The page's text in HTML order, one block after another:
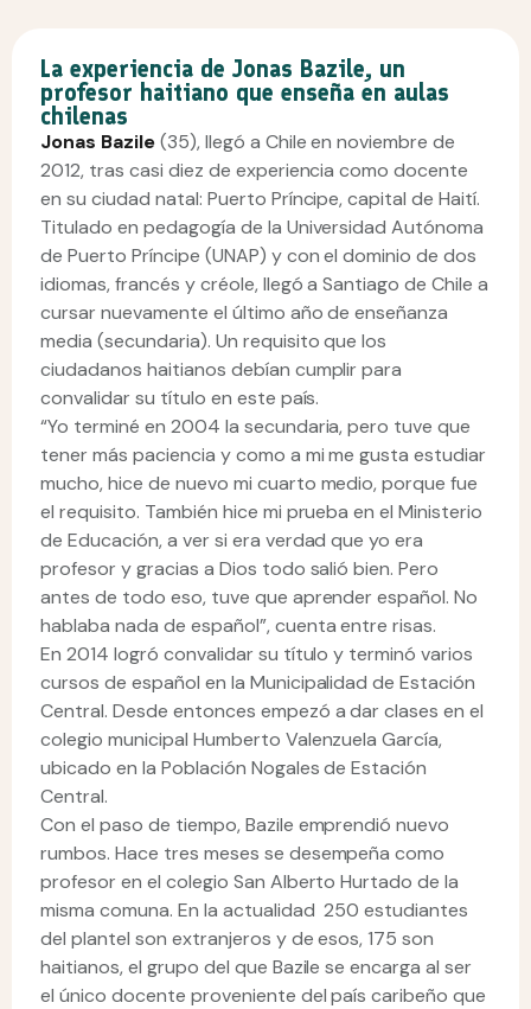
La experiencia de Jonas Bazile, un
profesor haitiano que enseña en aulas
chilenas
Jonas Bazile(35), llegó a Chile en noviembre de
2012, tras casi diez de experiencia como docente
en su ciudad natal: Puerto Príncipe, capital de Haití.
Titulado en pedagogía de la Universidad Autónoma
de Puerto Príncipe (UNAP) y con el dominio de dos
idiomas, francés y créole, llegó a Santiago de Chile a
cursar nuevamente el último año de enseñanza
media (secundaria). Un requisito que los
ciudadanos haitianos debían cumplir para
convalidar su título en este país.
“Yo terminé en 2004 la secundaria, pero tuve que
tener más paciencia y como a mi me gusta estudiar
mucho, hice de nuevo mi cuarto medio, porque fue
el requisito. También hice mi prueba en el Ministerio
de Educación, a ver si era verdad que yo era
profesor y gracias a Dios todo salió bien. Pero
antes de todo eso, tuve que aprender español. No
hablaba nada de español”, cuenta entre risas.
En 2014 logró convalidar su título y terminó varios
cursos de español en la Municipalidad de Estación
Central. Desde entonces empezó a dar clases en el
colegio municipal Humberto Valenzuela García,
ubicado en la Población Nogales de Estación
Central.
Con el paso de tiempo, Bazile emprendió nuevo
rumbos. Hace tres meses se desempeña como
profesor en el colegio San Alberto Hurtado de la
misma comuna. En la actualidad 250 estudiantes
del plantel son extranjeros y de esos, 175 son
haitianos, el grupo del que Bazile se encarga al ser
el único docente proveniente del país caribeño que